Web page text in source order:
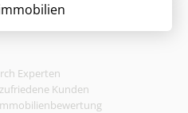
Experten
Kunden